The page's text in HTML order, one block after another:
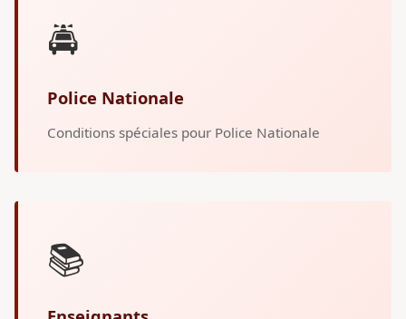
🚔
Police Nationale
Conditions spéciales pour Police Nationale
📚